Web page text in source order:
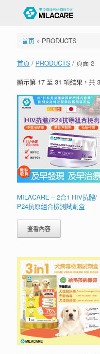
首页» PRODUCTS
首頁 / PRODUCTS / 頁面 2
顯示第 17 至 31 項結果，共
MILACARE – 2合1 HIV抗體/
P24抗原組合檢測試劑盒
查看內容